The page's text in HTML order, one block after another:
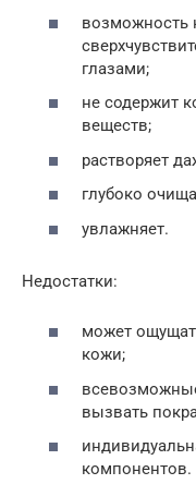
возможность
глазами;
не содержит
веществ;
растворяет
глубоко
увлажняет.
Недостатки:
может
кожи;
вызвать
компонентов.